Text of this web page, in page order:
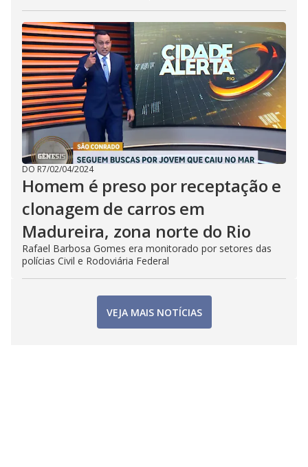
DO R7/02/04/2024
Homem é preso por receptação e
clonagem de carros em
Madureira, zona norte do Rio
Rafael Barbosa Gomes era monitorado por setores das
polícias Civil e Rodoviária Federal
VEJA MAIS NOTÍCIAS